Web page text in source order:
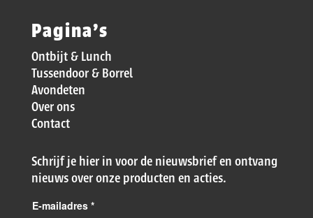
Pagina’s
Ontbijt & Lunch
Tussendoor & Borrel
Avondeten
Over ons
Contact
Schrijf je hier in voor de nieuwsbrief en ontvang
nieuws over onze producten en acties.
E-mailadres *